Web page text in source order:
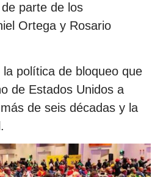
parte de los
Ortega y Rosario
política de bloqueo que
de Estados Unidos a
de seis décadas y la